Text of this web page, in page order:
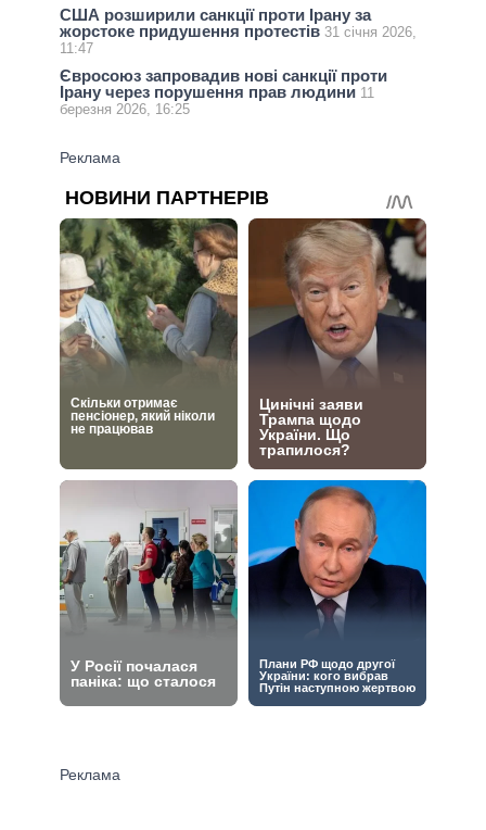
США розширили санкції проти Ірану за
жорстоке придушення протестів 31 січня 2026,
11:47
Євросоюз запровадив нові санкції проти
Ірану через порушення прав людини 11
березня 2026, 16:25